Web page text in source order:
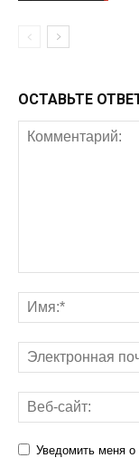
ОСТАВЬТЕ
Уведомить меня о